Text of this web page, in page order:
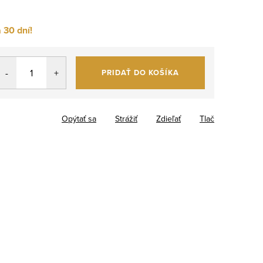
30 dní!
PRIDAŤ DO KOŠÍKA
Tlač
Opýtať sa Strážiť Zdieľať